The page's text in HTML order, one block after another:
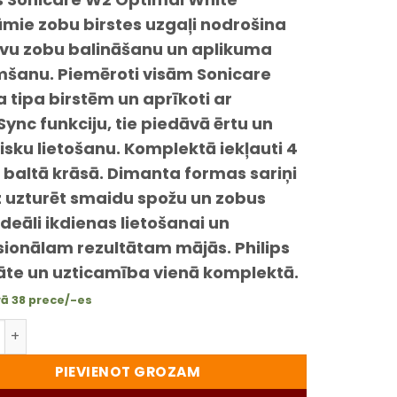
zobu birstes uzgaļi nodrošina
zobu balināšanu un aplikuma
Piemēroti visām Sonicare
tipa birstēm un aprīkoti ar
funkciju, tie piedāvā ērtu un
lietošanu. Komplektā iekļauti 4
baltā krāsā. Dimanta formas sariņi
smaidu spožu un zobus
ikdienas lietošanai un
rezultātam mājās. Philips
un uzticamība vienā komplektā.
38 prece/-es
W2 Optimal White zobu birstes uzgaļi HX6064/95
PIEVIENOT GROZAM